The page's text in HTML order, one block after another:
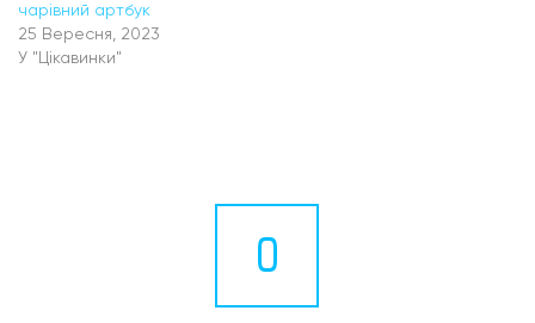
чарівний артбук
25 Вересня, 2023
У "Цікавинки"
0